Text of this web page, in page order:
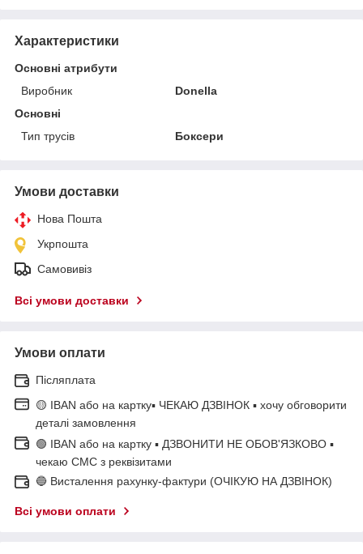
Характеристики
Основні атрибути
Виробник
Donella
Основні
Тип трусів
Боксери
Умови доставки
Нова Пошта
Укрпошта
Самовивіз
Всі умови доставки
Умови оплати
Післяплата
🟡 IBAN або на картку▪ ЧЕКАЮ ДЗВІНОК ▪ хочу обговорити
деталі замовлення
🟢 IBAN або на картку ▪ ДЗВОНИТИ НЕ ОБОВ'ЯЗКОВО ▪
чекаю СМС з реквізитами
🔵 Висталення рахунку-фактури (ОЧІКУЮ НА ДЗВІНОК)
Всі умови оплати